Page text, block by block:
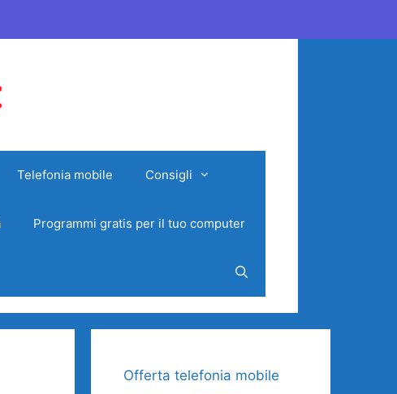
Telefonia mobile Consigli
Programmi gratis per il tuo computer
Offerta telefonia mobile